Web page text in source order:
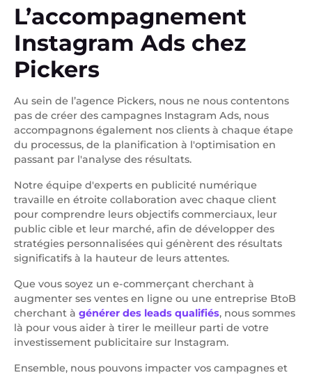
L’accompagnement
Instagram Ads chez
Pickers
Au sein de l’agence Pickers, nous ne nous contentons
pas de créer des campagnes Instagram Ads, nous
accompagnons également nos clients à chaque étape
du processus, de la planification à l'optimisation en
passant par l'analyse des résultats.
Notre équipe d'experts en publicité numérique
travaille en étroite collaboration avec chaque client
pour comprendre leurs objectifs commerciaux, leur
public cible et leur marché, afin de développer des
stratégies personnalisées qui génèrent des résultats
significatifs à la hauteur de leurs attentes.
Que vous soyez un e-commerçant cherchant à
augmenter ses ventes en ligne ou une entreprise BtoB
cherchant à générer des leads qualifiés, nous sommes
là pour vous aider à tirer le meilleur parti de votre
investissement publicitaire sur Instagram.
Ensemble, nous pouvons impacter vos campagnes et